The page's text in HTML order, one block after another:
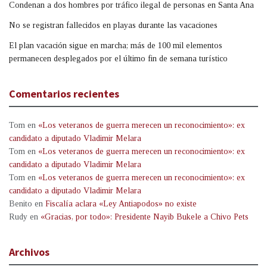
Condenan a dos hombres por tráfico ilegal de personas en Santa Ana
No se registran fallecidos en playas durante las vacaciones
El plan vacación sigue en marcha; más de 100 mil elementos
permanecen desplegados por el último fin de semana turístico
Comentarios recientes
Tom en «Los veteranos de guerra merecen un reconocimiento»: ex
candidato a diputado Vladimir Melara
Tom en «Los veteranos de guerra merecen un reconocimiento»: ex
candidato a diputado Vladimir Melara
Tom en «Los veteranos de guerra merecen un reconocimiento»: ex
candidato a diputado Vladimir Melara
Benito en Fiscalía aclara «Ley Antiapodos» no existe
Rudy en «Gracias, por todo»: Presidente Nayib Bukele a Chivo Pets
Archivos